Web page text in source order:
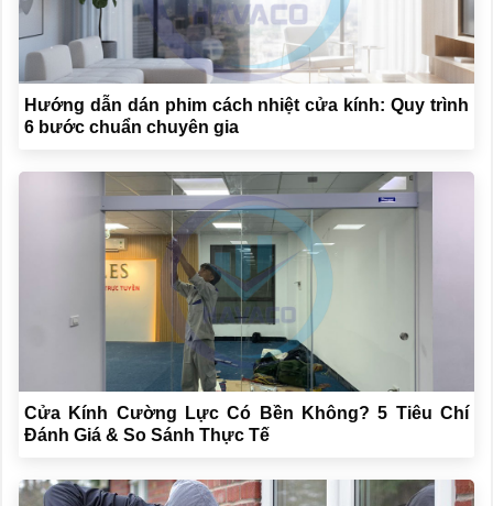
Hướng dẫn dán phim cách nhiệt cửa kính: Quy trình
6 bước chuẩn chuyên gia
Cửa Kính Cường Lực Có Bền Không? 5 Tiêu Chí
Đánh Giá & So Sánh Thực Tế